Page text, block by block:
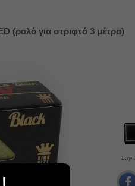
(ρολό για στριφτό 3 μέτρα)
Στην